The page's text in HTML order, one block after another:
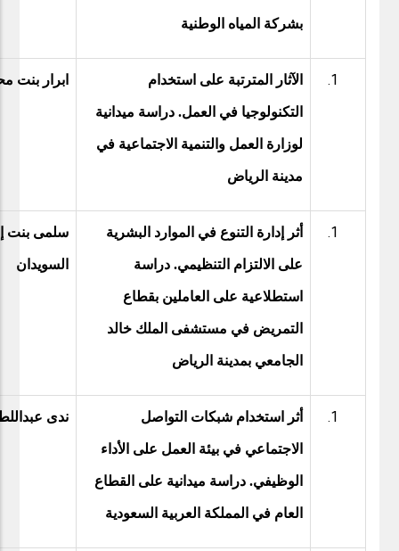
بشركة المياه الوطنية
الآثار المترتبة على استخدام
التكنولوجيا في العمل. دراسة ميدانية
لوزارة العمل والتنمية الاجتماعية في
مدينة الرياض
ابرار بنت
أثر إدارة التنوع في الموارد البشرية
على الالتزام التنظيمي. دراسة
استطلاعية على العاملين بقطاع
التمريض في مستشفى الملك خالد
الجامعي بمدينة الرياض
سلمى بنت
السويدان
أثر استخدام شبكات التواصل
الاجتماعي في بيئة العمل على الأداء
الوظيفي. دراسة ميدانية على القطاع
العام في المملكة العربية السعودية
ندى